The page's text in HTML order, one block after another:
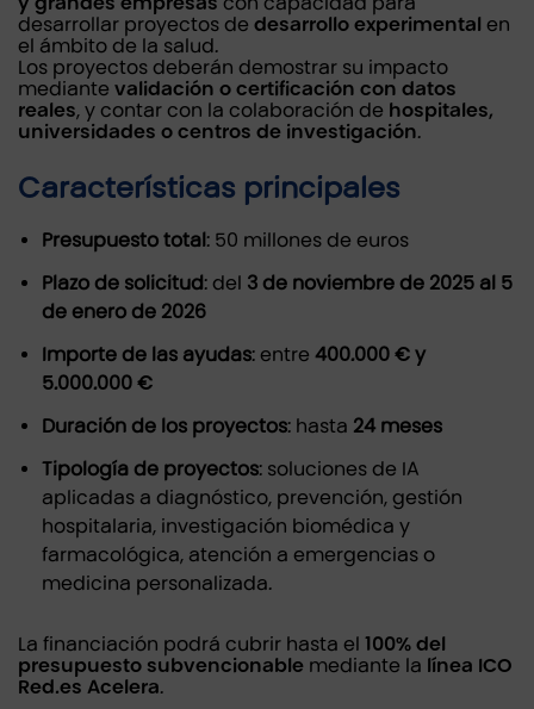
desarrollar proyectos de desarrollo experimental en
el ámbito de la salud.
Los proyectos deberán demostrar su impacto
mediante validación o certificación con datos
reales, y contar con la colaboración de hospitales,
universidades o centros de investigación.
Características principales
Presupuesto total: 50 millones de euros
Plazo de solicitud: del 3 de noviembre de 2025 al 5
de enero de 2026
Importe de las ayudas: entre 400.000 € y
5.000.000 €
Duración de los proyectos: hasta 24 meses
Tipología de proyectos: soluciones de IA
aplicadas a diagnóstico, prevención, gestión
hospitalaria, investigación biomédica y
farmacológica, atención a emergencias o
medicina personalizada.
La financiación podrá cubrir hasta el 100% del
presupuesto subvencionable mediante la línea ICO
Red.es Acelera.